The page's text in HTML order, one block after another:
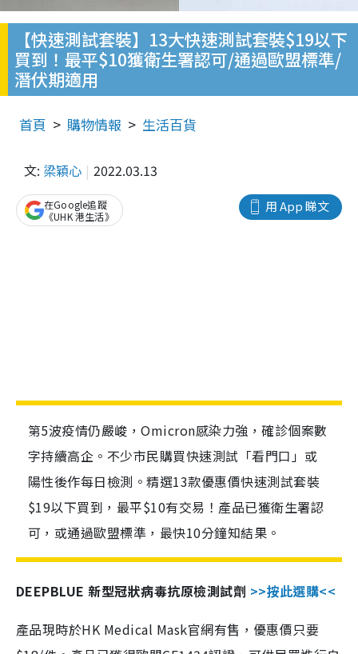
【快速測試套裝】13大快速測試套裝$19以下
買到！最平$10獲衛生署認可/通過歐盟標準/
潛伏期適用
首頁 購物情報 生活百貨
文: 梁穎心 2022.03.13
用 App 睇文
在Google追蹤
《UHK 港生活》
第5波疫情仍嚴峻，Omicron感染力強，確診個案數
字持續高企。不少市民購買快速測試「看門口」或
陽性後作每日檢測。精選13款優惠價快速測試套裝
$19以下買到，最平$10有交易！產品已獲衛生署認
可，或通過歐盟標準，最快10分鐘知結果。
DEEPBLUE 新型冠狀病毒抗原檢測試劑 >>按此選購<<
產品現時於HK Medical Mask官網有售，優惠價只要